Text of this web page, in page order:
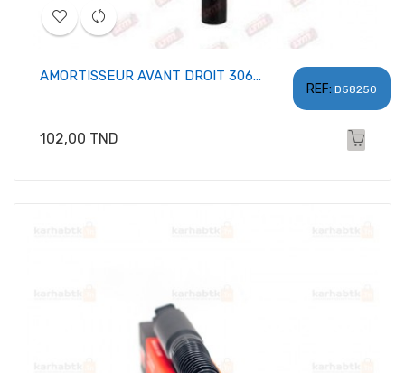
REF: D58250
AMORTISSEUR AVANT DROIT 306...
Prix
102,00 TND